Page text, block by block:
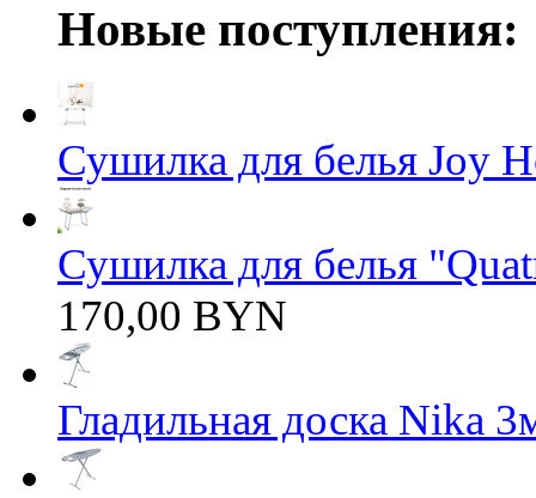
Новые поступления:
Сушилка для белья Joy
Сушилка для белья
170,00 BYN
Гладильная доска Nika